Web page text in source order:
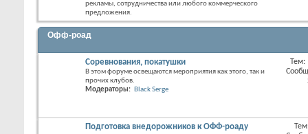
рекламы, сотрудничества или любого коммерческого
предложения.
Офф-роад
Соревнования, покатушки
В этом форуме освещаются мероприятия как этого, так и
прочих клубов.
Модераторы: Black Serge
RSS
лента
Тем:
Подготовка внедорожников к ОФФ-роаду